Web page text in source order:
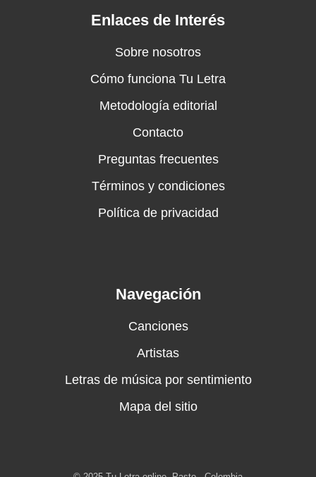
Enlaces de Interés
Sobre nosotros
Cómo funciona Tu Letra
Metodología editorial
Contacto
Preguntas frecuentes
Términos y condiciones
Política de privacidad
Navegación
Canciones
Artistas
Letras de música por sentimiento
Mapa del sitio